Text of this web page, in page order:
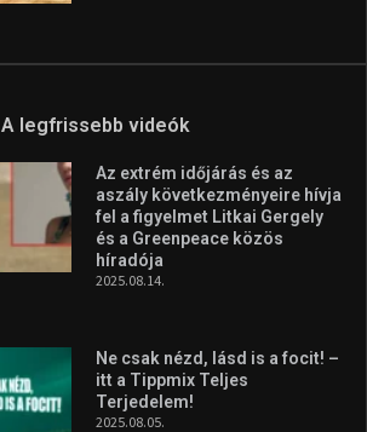
A legfrissebb videók
Az extrém időjárás és az
aszály következményeire hívja
fel a figyelmet Litkai Gergely
és a Greenpeace közös
híradója
2025.08.14.
Ne csak nézd, lásd is a focit! –
itt a Tippmix Teljes
Terjedelem!
2025.08.05.